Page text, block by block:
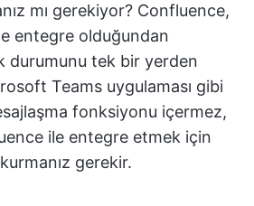
mı gerekiyor? Confluence,
entegre olduğundan
durumunu tek bir yerden
Teams uygulaması gibi
fonksiyonu içermez,
ile entegre etmek için
kurmanız gerekir.